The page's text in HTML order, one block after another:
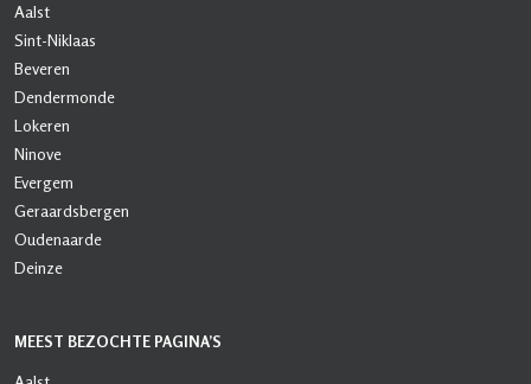
Aalst
Sint-Niklaas
Beveren
Dendermonde
Lokeren
Ninove
Evergem
Geraardsbergen
Oudenaarde
Deinze
MEEST BEZOCHTE PAGINA’S